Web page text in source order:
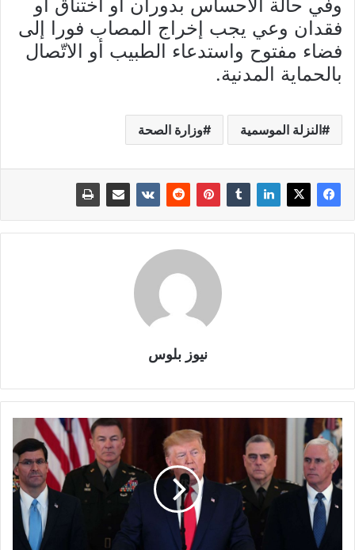
وفي حالة الاحساس بدوران أو اختناق أو
فقدان وعي يجب إخراج المصاب فورا إلى
فضاء مفتوح واستدعاء الطبيب أو الاتّصال
بالحماية المدنية.
النزلة الموسمية وزارة الصحة
نيوز بلوس